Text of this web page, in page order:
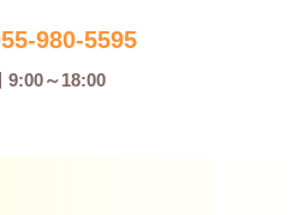
980-5595
9:00～18:00